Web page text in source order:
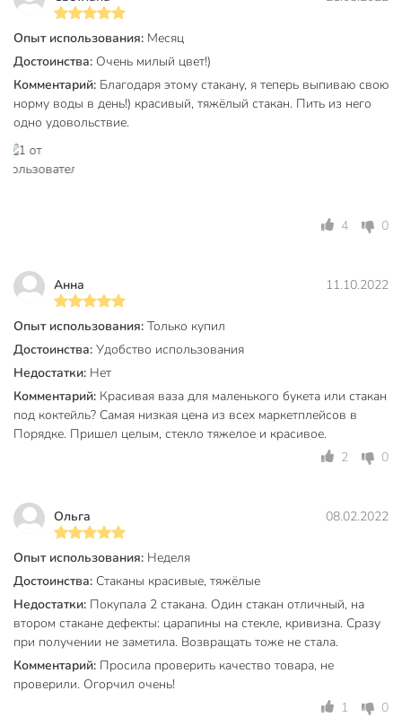
посудомоечной машине, что подтверждено
производителем. Стекло сохраняет прозрачность и цвет
даже после многократных циклов.
Для чего подходит этот стакан?
Стакан универсален: идеален для воды, лимонадов,
коктейлей и других напитков. Благодаря объёму 450 мл и
высокой форме, он удобен для ежедневных и
праздничных сценариев.
использования в микроволновой печи и посудомоечной
машине.
Количество в наборе, шт
Объем, мл
450 мл
Материал
стекло
Страна производства
Коллекция
Можно мыть в посудомоечной
машине
для
посудомоечной
машины
Бар
Опыт использования: Месяц
Достоинства: Очень милый цвет!)
Комментарий: Благодаря этому стакану, я теперь выпиваю свою
норму воды в день!) красивый, тяжёлый стакан. Пить из него
одно удовольствие.
4 0
Анна 11.10.2022
Опыт использования: Только купил
Достоинства: Удобство использования
Недостатки: Нет
Комментарий: Красивая ваза для маленького букета или стакан
под коктейль? Самая низкая цена из всех маркетплейсов в
Порядке. Пришел целым, стекло тяжелое и красивое.
2
0
Ольга 08.02.2022
Опыт использования: Неделя
Достоинства: Стаканы красивые, тяжёлые
Недостатки: Покупала 2 стакана. Один стакан отличный, на
втором стакане дефекты: царапины на стекле, кривизна. Сразу
при получении не заметила. Возвращать тоже не стала.
Комментарий: Просила проверить качество товара, не
проверили. Огорчил очень!
1
0